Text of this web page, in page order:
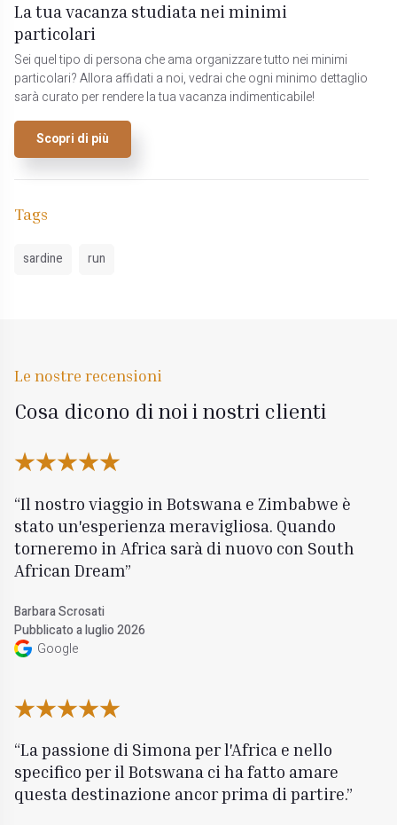
La tua vacanza studiata nei minimi
particolari
Sei quel tipo di persona che ama organizzare tutto nei minimi
particolari? Allora affidati a noi, vedrai che ogni minimo dettaglio
sarà curato per rendere la tua vacanza indimenticabile!
Scopri di più
Tags
sardine run
Le nostre recensioni
Cosa dicono di noi i nostri clienti
Il nostro viaggio in Botswana e Zimbabwe è
stato un'esperienza meravigliosa. Quando
torneremo in Africa sarà di nuovo con South
African Dream
Barbara Scrosati
Pubblicato a luglio 2026
Google
La passione di Simona per l'Africa e nello
specifico per il Botswana ci ha fatto amare
questa destinazione ancor prima di partire.